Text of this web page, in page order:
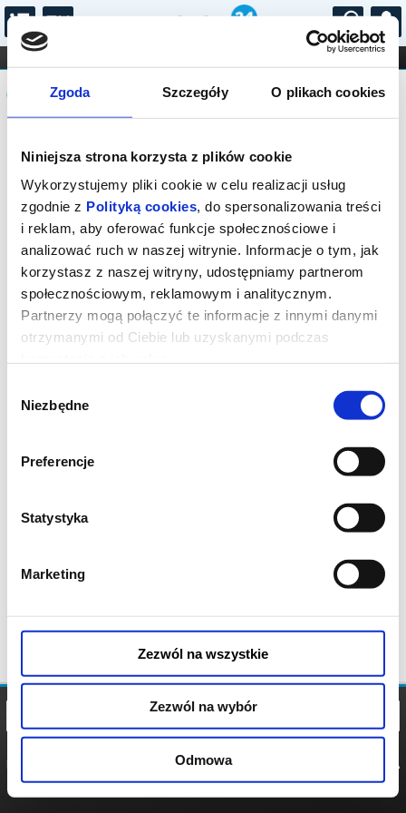
Zgoda Szczegóły O plikach cookies
Niniejsza strona korzysta z plików cookie
Wykorzystujemy pliki cookie w celu realizacji usług
zgodnie z Polityką cookies, do spersonalizowania treści
i reklam, aby oferować funkcje społecznościowe i
analizować ruch w naszej witrynie. Informacje o tym, jak
korzystasz z naszej witryny, udostępniamy partnerom
społecznościowym, reklamowym i analitycznym.
Partnerzy mogą połączyć te informacje z innymi danymi
otrzymanymi od Ciebie lub uzyskanymi podczas
zgody
Niezbędne
Preferencje
Statystyka
Marketing
Zezwól na wszystkie
Zezwól na wybór
Odmowa
...
FILHARMONIA OPERA I BALET
STAND-UP
DLA DZIECI
Komunikat
Sprzedaż on-line została zakończona,
sprawdź dostępność biletów w kasie.
POLITYKA
POLITYKA